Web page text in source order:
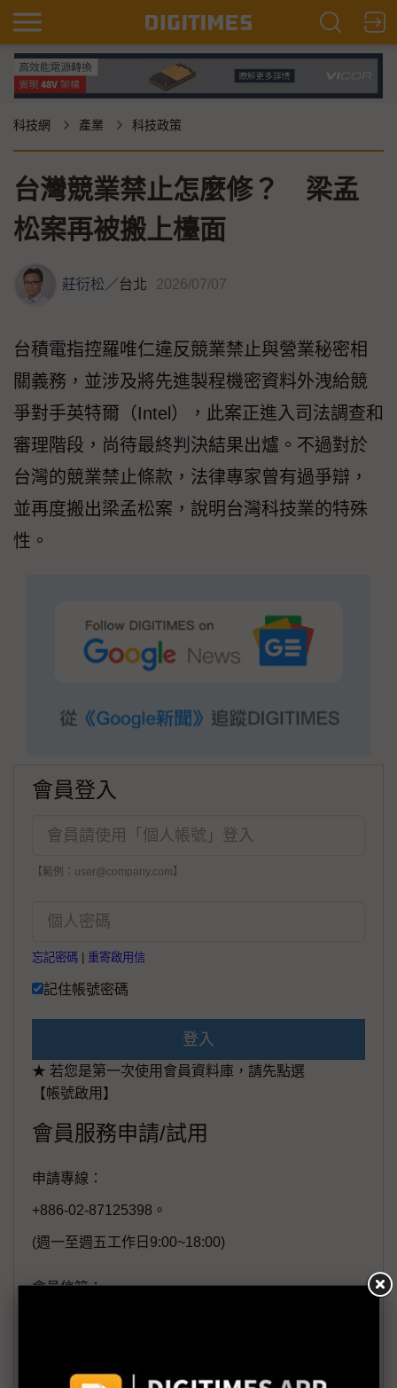
科技網 產業 科技政策
台灣競業禁止怎麼修？ 梁孟
松案再被搬上檯面
莊衍松／台北 2026/07/07
台積電指控羅唯仁違反競業禁止與營業秘密相
關義務，並涉及將先進製程機密資料外洩給競
爭對手英特爾（Intel），此案正進入司法調查和
審理階段，尚待最終判決結果出爐。不過對於
台灣的競業禁止條款，法律專家曾有過爭辯，
並再度搬出梁孟松案，說明台灣科技業的特殊
性。
會員登入
【範例：user@company.com】
忘記密碼 重寄啟用信
記住帳號密碼
登入
★ 若您是第一次使用會員資料庫，請先點選
【帳號啟用】
會員服務申請/試用
申請專線：
+886-02-87125398。
(週一至週五工作日9:00~18:00)
會員信箱：